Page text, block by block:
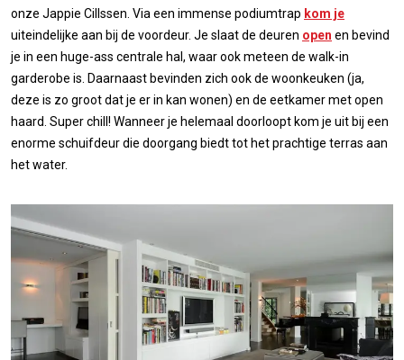
onze Jappie Cillssen. Via een immense podiumtrap kom je
uiteindelijke aan bij de voordeur. Je slaat de deuren open en bevind
je in een huge-ass centrale hal, waar ook meteen de walk-in
garderobe is. Daarnaast bevinden zich ook de woonkeuken (ja,
deze is zo groot dat je er in kan wonen) en de eetkamer met open
haard. Super chill! Wanneer je helemaal doorloopt kom je uit bij een
enorme schuifdeur die doorgang biedt tot het prachtige terras aan
het water.